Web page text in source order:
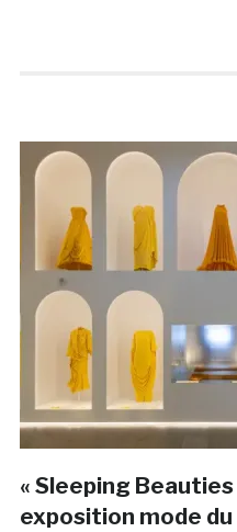
« Sleeping Beauties
exposition mode